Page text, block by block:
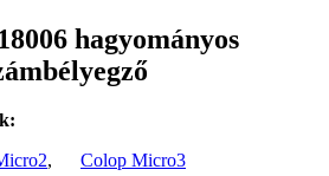
hagyományos
, Colop Micro3